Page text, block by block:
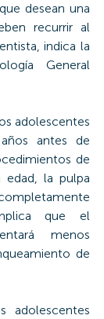
desean una
recurrir al
indica la
General
adolescentes
antes de
de
edad, la pulpa
que el
menos
de
adolescentes